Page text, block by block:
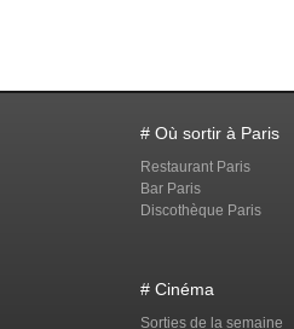
# Où sortir à Paris
Restaurant Paris
Bar Paris
Discothèque Paris
# Cinéma
Sorties de la semaine